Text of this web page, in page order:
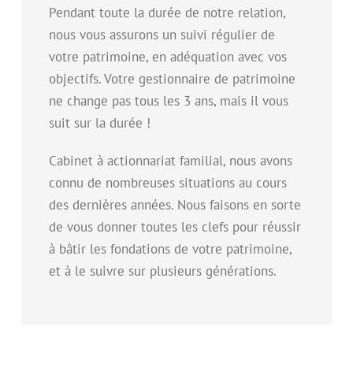
Pendant toute la durée de notre relation,
nous vous assurons un suivi régulier de
votre patrimoine, en adéquation avec vos
objectifs. Votre gestionnaire de patrimoine
ne change pas tous les 3 ans, mais il vous
suit sur la durée !
Cabinet à actionnariat familial, nous avons
connu de nombreuses situations au cours
des dernières années. Nous faisons en sorte
de vous donner toutes les clefs pour réussir
à bâtir les fondations de votre patrimoine,
et à le suivre sur plusieurs générations.